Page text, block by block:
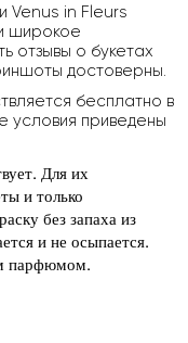
Venus in Fleurs
широкое
отзывы о букетах
достоверны.
бесплатно в
условия приведены
Для их
и только
без запаха из
и не осыпается.
парфюмом.